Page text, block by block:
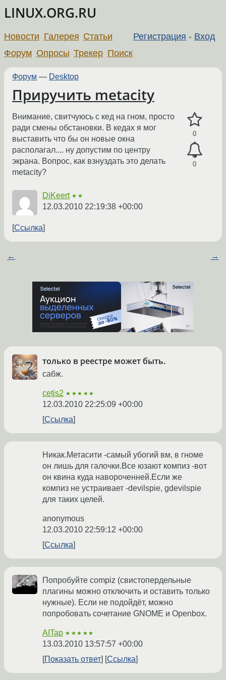
LINUX.ORG.RU
Регистрация - Вход
Новости Галерея Статьи
Форум Опросы Трекер Поиск
Форум — Desktop
Приручить metacity
0
0
Внимание, свитчуюсь с кед на гном, просто
ради смены обстановки. В кедах я мог
выставить что бы он новые окна
располагал.... ну допустим по центру
экрана. Вопрос, как взнуздать это делать
metacity?
DiKeert ★★
12.03.2010 22:19:38 +00:00
Ссылка
← →
только в реестре может быть.
сабж.
cetjs2 ★★★★★
12.03.2010 22:25:09 +00:00
Ссылка
Никак.Метасити -самый убогий вм, в гноме
он лишь для галочки.Все юзают компиз -вот
он квина куда навороченней.Если же
компиз не устраивает -devilspie, gdevilspie
для таких целей.
anonymous
12.03.2010 22:59:12 +00:00
Ссылка
Попробуйте compiz (свистопердельные
плагины можно отключить и оставить только
нужные). Если не подойдёт, можно
попробовать сочетание GNOME и Openbox.
AITap ★★★★★
13.03.2010 13:57:57 +00:00
Показать ответ
Ссылка